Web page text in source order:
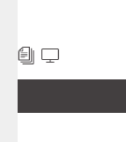
Preise
inkl.